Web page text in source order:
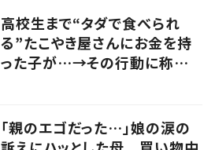
高校生まで“タダで食べられ
る”たこやき屋さんにお金を持
った子が…→その行動に称賛
「親のエゴだった…」娘の涙の